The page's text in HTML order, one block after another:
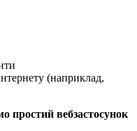
(наприклад,
простий вебзастосунок